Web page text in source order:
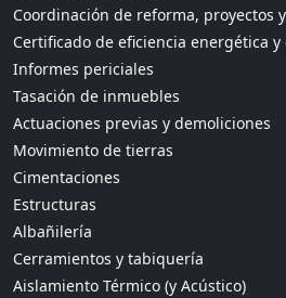
Coordinación de reforma, proyectos
Certificado de eficiencia energética
Informes periciales
Tasación de inmuebles
Actuaciones previas y demoliciones
Movimiento de tierras
Cimentaciones
Estructuras
Albañilería
Cerramientos y tabiquería
Aislamiento Térmico (y Acústico)